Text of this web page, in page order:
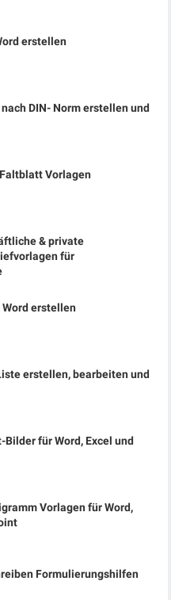
erstellen
DIN- Norm erstellen und
Vorlagen
& private
für
erstellen
erstellen, bearbeiten und
für Word, Excel und
Vorlagen für Word,
Formulierungshilfen